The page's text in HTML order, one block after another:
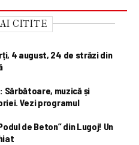
CITITE
4 august, 24 de străzi din
Sărbătoare, muzică și
Vezi programul
de Beton” din Lugoj! Un